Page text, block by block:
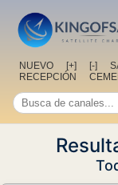
NUEVO [+] [-]
RECEPCIÓN